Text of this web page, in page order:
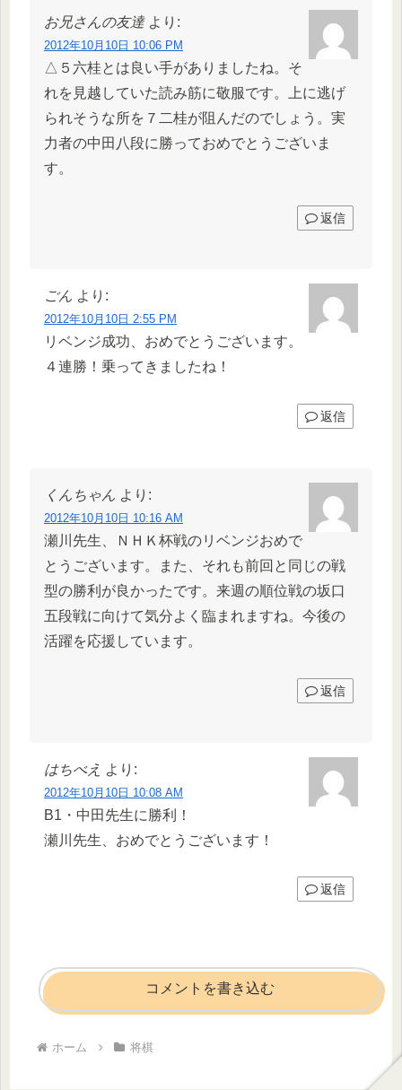
お兄さんの友達 より:
2012年10月10日 10:06 PM
△５六桂とは良い手がありましたね。そ
れを見越していた読み筋に敬服です。上に逃げ
られそうな所を７二桂が阻んだのでしょう。実
力者の中田八段に勝っておめでとうございま
す。
返信
ごん より:
2012年10月10日 2:55 PM
リベンジ成功、おめでとうございます。
４連勝！乗ってきましたね！
返信
くんちゃん より:
2012年10月10日 10:16 AM
瀬川先生、ＮＨＫ杯戦のリベンジおめで
とうございます。また、それも前回と同じの戦
型の勝利が良かったです。来週の順位戦の坂口
五段戦に向けて気分よく臨まれますね。今後の
活躍を応援しています。
返信
はちべえ より:
2012年10月10日 10:08 AM
B1・中田先生に勝利！
瀬川先生、おめでとうございます！
返信
コメントを書き込む
ホーム 将棋